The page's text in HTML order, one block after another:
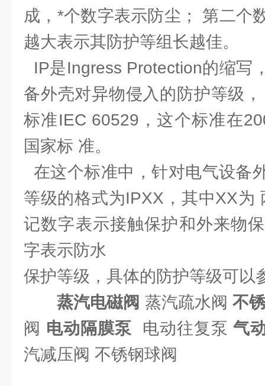
成，*个数字表示防尘； 第二个
越大表示其防护等组长越佳。
IP是Ingress Protection的缩写
备外壳对异物侵入的防护等级
标准IEC 60529，这个标准在
国家标 准。
在这个标准中，针对电气设备
等级的格式为IPXX，其中XX为
记数字表示接触保护和外来物
字表示防水
保护等级，具体的防护等级可以
蒸汽电磁阀 蒸汽疏水阀不
阀 电动隔膜泵 电动往复泵气
汽减压阀 不锈钢球阀